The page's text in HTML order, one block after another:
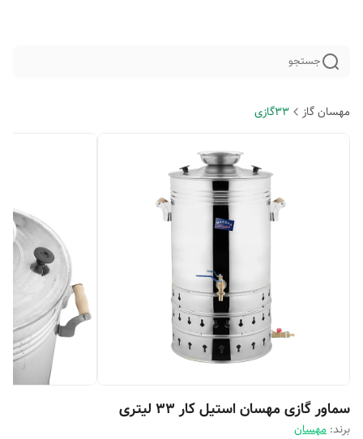
جستجو
مهسان گاز 33گازی
سماور گازی مهسان استیل کار 33 لیتری
برند: مهسان